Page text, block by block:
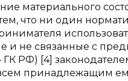
материального
что ни один
и не связанные с
РФ) [4]
принадлежащим